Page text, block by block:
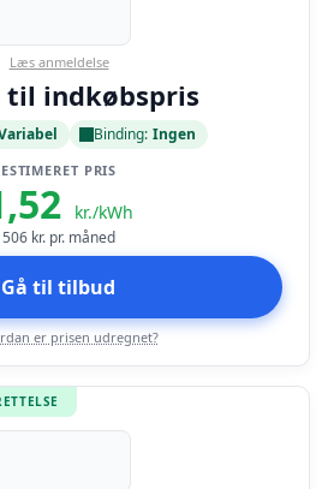
Læs anmeldelse
til indkøbspris
Binding: Ingen
ESTIMERET PRIS
kr./kWh
506 kr. pr. måned
Gå til tilbud
er prisen udregnet?